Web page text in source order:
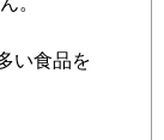
い食品を